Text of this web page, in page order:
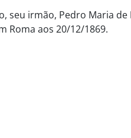
seu irmão, Pedro Maria de
Roma aos 20/12/1869.